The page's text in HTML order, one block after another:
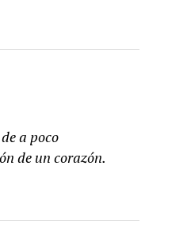
a poco
de un corazón.